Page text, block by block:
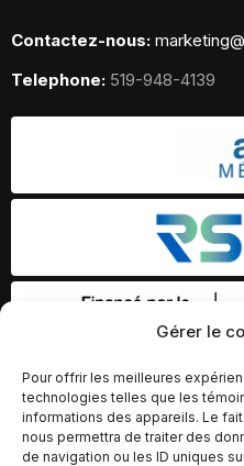
Gérer le
Pour offrir les meilleures
technologies telles que les
informations des appareils. Le
nous permettra de traiter des
de navigation ou les ID uniques
Contactez-nous:
Telephone: 519-948-4139